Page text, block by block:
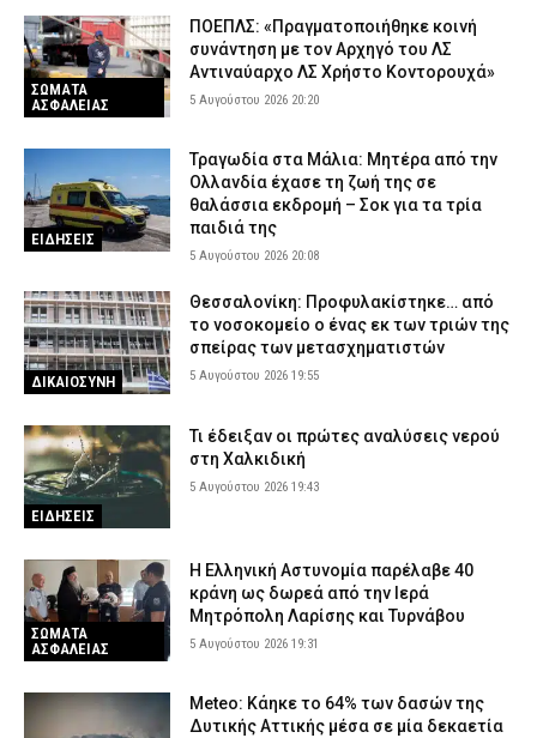
ΣΩΜΑΤΑ
ΑΣΦΑΛΕΙΑΣ
ΠΟΕΠΛΣ: «Πραγματοποιήθηκε κοινή
συνάντηση με τον Αρχηγό του ΛΣ
Αντιναύαρχο ΛΣ Χρήστο Κοντορουχά»
5 Αυγούστου 2026 20:20
ΕΙΔΗΣΕΙΣ
Τραγωδία στα Μάλια: Μητέρα από την
Ολλανδία έχασε τη ζωή της σε
θαλάσσια εκδρομή – Σοκ για τα τρία
παιδιά της
5 Αυγούστου 2026 20:08
ΔΙΚΑΙΟΣΥΝΗ
Θεσσαλονίκη: Προφυλακίστηκε… από
το νοσοκομείο ο ένας εκ των τριών της
σπείρας των μετασχηματιστών
5 Αυγούστου 2026 19:55
ΕΙΔΗΣΕΙΣ
Τι έδειξαν οι πρώτες αναλύσεις νερού
στη Χαλκιδική
5 Αυγούστου 2026 19:43
ΣΩΜΑΤΑ
ΑΣΦΑΛΕΙΑΣ
Η Ελληνική Αστυνομία παρέλαβε 40
κράνη ως δωρεά από την Ιερά
Μητρόπολη Λαρίσης και Τυρνάβου
5 Αυγούστου 2026 19:31
Meteo: Κάηκε το 64% των δασών της
Δυτικής Αττικής μέσα σε μία δεκαετία